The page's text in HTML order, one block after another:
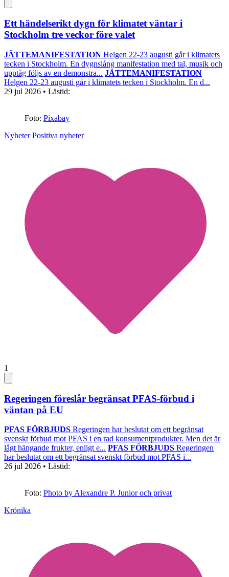
Ett händelserikt dygn för klimatet väntar i
Stockholm tre veckor före valet
JÄTTEMANIFESTATION Helgen 22-23 augusti går i klimatets
tecken i Stockholm. En dygnslång manifestation med tal, musik och
upptåg följs av en demonstra... JÄTTEMANIFESTATION
Helgen 22-23 augusti går i klimatets tecken i Stockholm. En d...
29 jul 2026 • Lästid:
Foto: Pixabay
Nyheter Positiva nyheter
1
Regeringen föreslår begränsat PFAS-förbud i
väntan på EU
PFAS FÖRBJUDS Regeringen har beslutat om ett begränsat
svenskt förbud mot PFAS i en rad konsumentprodukter. Men det är
lågt hängande frukter, enligt e... PFAS FÖRBJUDS Regeringen
har beslutat om ett begränsat svenskt förbud mot PFAS i...
26 jul 2026 • Lästid:
Foto: Photo by Alexandre P. Junior och privat
Krönika